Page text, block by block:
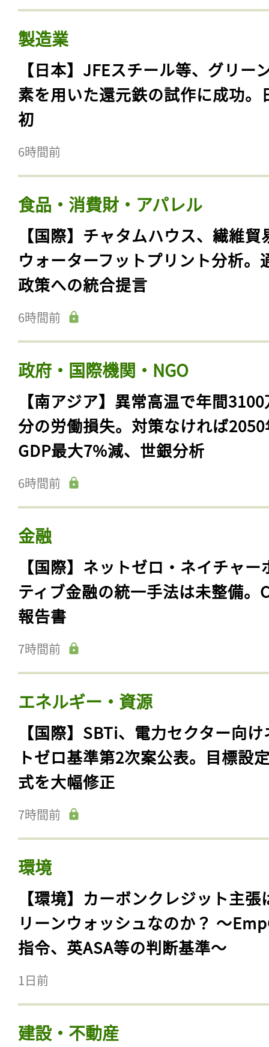
製造業
【日本】JFEスチール等、グリー
素を用いた還元鉄の試作に成功。
初
6時間前
食品・消費財・アパレル
【国際】チャタムハウス、繊維貿
ウォーターフットプリント分析。
政策への統合提言
6時間前
政府・国際機関・NGO
【南アジア】異常高温で年間
分の労働損失。対策なければ
GDP最大7%減、世銀分析
6時間前
金融
【国際】ネットゼロ・ネイチャー
ティブ金融の統一手法は未整備。
報告書
7時間前
エネルギー・資源
【国際】SBTi、電力セクター向
トゼロ基準第2次案公表。目標設
式を大幅修正
7時間前
環境
【環境】カーボンクレジット主張
リーンウォッシュなのか？ 〜
指令、英ASA等の判断基準〜
1日前
建設・不動産